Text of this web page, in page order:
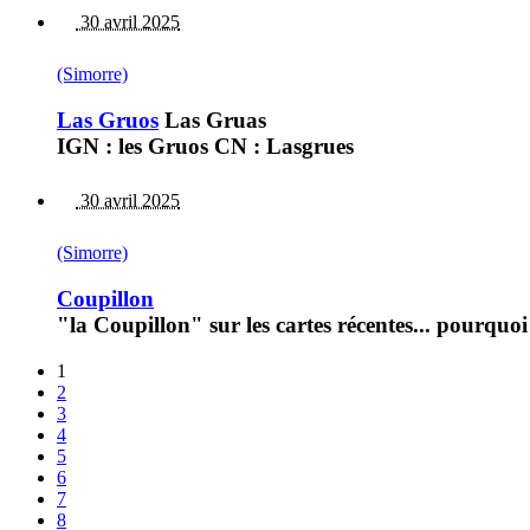
30 avril 2025
(Simorre)
Las Gruos Las Gruas
IGN : les Gruos CN : Lasgrues
30 avril 2025
(Simorre)
Coupillon
"la Coupillon" sur les cartes récentes...
1
2
3
4
5
6
7
8